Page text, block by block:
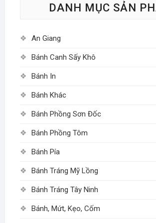
chọn
chọn
DANH MỤC SẢN
An Giang
Bánh Canh Sấy Khô
Bánh In
Bánh Khác
Bánh Phồng Sơn Đốc
Bánh Phồng Tôm
Bánh Pía
Bánh Tráng Mỹ Lồng
Bánh Tráng Tây Ninh
Bánh, Mứt, Kẹo, Cốm